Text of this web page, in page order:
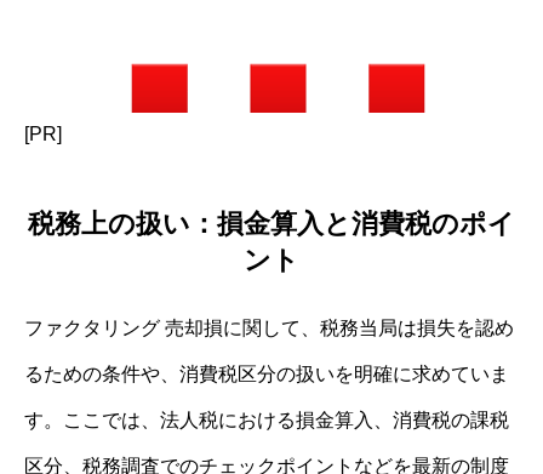
[PR]
税務上の扱い：損金算入と消費税のポイ
ント
ファクタリング 売却損に関して、税務当局は損失を認め
るための条件や、消費税区分の扱いを明確に求めていま
す。ここでは、法人税における損金算入、消費税の課税
区分、税務調査でのチェックポイントなどを最新の制度